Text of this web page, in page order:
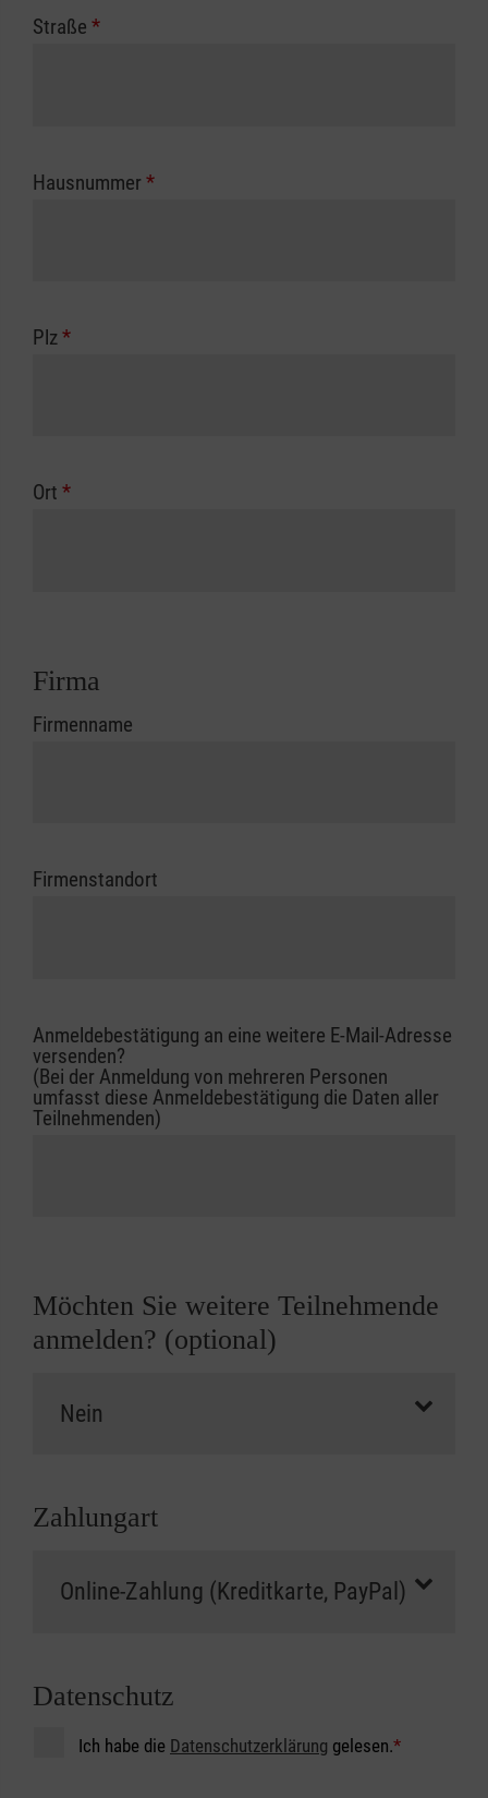
Straße *
Hausnummer *
Plz*
Ort *
Firma
Firmenname
Firmenstandort
Anmeldebestätigung an eine weitere E-Mail-Adresse
versenden?
(Bei der Anmeldung von mehreren Personen
umfasst diese Anmeldebestätigung die Daten aller
Teilnehmenden)
Möchten Sie weitere Teilnehmende
anmelden? (optional)
Zahlungart
Datenschutz
Ich habe die Datenschutzerklärung gelesen.*